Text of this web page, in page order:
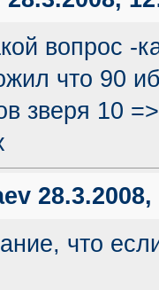
вопрос -
что 90
зверя 10
28.3.2008,
что